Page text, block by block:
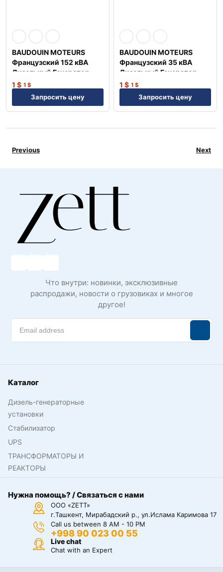
BAUDOUIN MOTEURS
Французский 152 кВА
Дизельный Генератор
TJ150BD
1 $ 1 $
Запросить цену
BAUDOUIN MOTEURS
Французский 35 кВА
Дизельный Генератор
TJ35BD
1 $ 1 $
Запросить цену
Previous Next
Что внутри: новинки, эксклюзивные
распродажи, новости о грузовиках и многое
другое!
Каталог
Дизель-генераторные
установки
Стабилизатор
UPS
ТРАНСФОРМАТОРЫ И
РЕАКТОРЫ
Нужна помощь? / Связаться с нами
ООО «ZETT»
г.Ташкент, Мирабадский р., ул.Ислама Каримова 17
Call us between 8 AM - 10 PM
+998 90 023 00 55
Live chat
Chat with an Expert